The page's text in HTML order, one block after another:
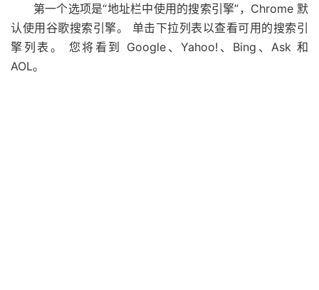
第一个选项是“地址栏中使用的搜索引擎”，Chrome 默
认使用谷歌搜索引擎。 单击下拉列表以查看可用的搜索引
擎列表。 您将看到 Google、Yahoo!、Bing、Ask 和
AOL。